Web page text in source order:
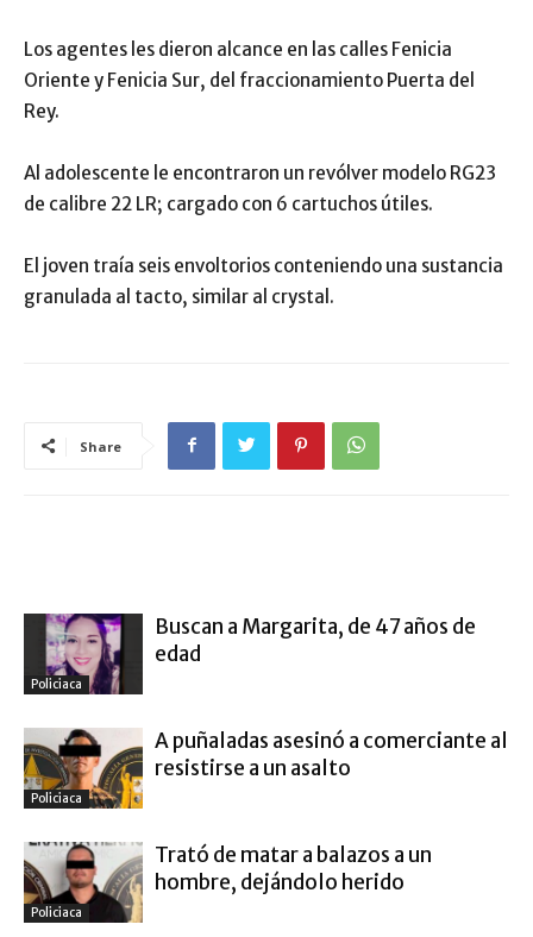
Los agentes les dieron alcance en las calles Fenicia
Oriente y Fenicia Sur, del fraccionamiento Puerta del
Rey.
Al adolescente le encontraron un revólver modelo RG23
de calibre 22 LR; cargado con 6 cartuchos útiles.
El joven traía seis envoltorios conteniendo una sustancia
granulada al tacto, similar al crystal.
Share
Policiaca
Buscan a Margarita, de 47 años de
edad
Policiaca
A puñaladas asesinó a comerciante al
resistirse a un asalto
Policiaca
Trató de matar a balazos a un
hombre, dejándolo herido